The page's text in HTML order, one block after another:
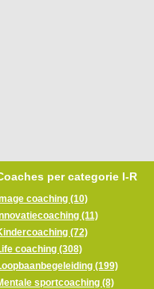
per categorie I-R
coaching (10)
(11)
(72)
coaching (308)
(199)
sportcoaching (8)